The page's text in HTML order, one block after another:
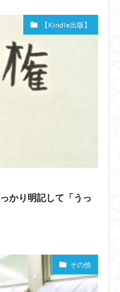
【Kindle出版】
かり明記して「うっ
その他